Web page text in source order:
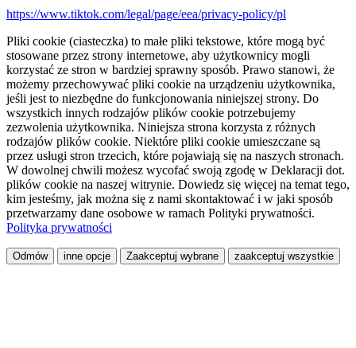
https://www.tiktok.com/legal/page/eea/privacy-policy/pl
Pliki cookie (ciasteczka) to małe pliki tekstowe, które mogą być
stosowane przez strony internetowe, aby użytkownicy mogli
korzystać ze stron w bardziej sprawny sposób. Prawo stanowi, że
możemy przechowywać pliki cookie na urządzeniu użytkownika,
jeśli jest to niezbędne do funkcjonowania niniejszej strony. Do
wszystkich innych rodzajów plików cookie potrzebujemy
zezwolenia użytkownika. Niniejsza strona korzysta z różnych
rodzajów plików cookie. Niektóre pliki cookie umieszczane są
przez usługi stron trzecich, które pojawiają się na naszych stronach.
W dowolnej chwili możesz wycofać swoją zgodę w Deklaracji dot.
plików cookie na naszej witrynie. Dowiedz się więcej na temat tego,
kim jesteśmy, jak można się z nami skontaktować i w jaki sposób
przetwarzamy dane osobowe w ramach Polityki prywatności.
Polityka prywatności
Odmów inne opcje Zaakceptuj wybrane zaakceptuj wszystkie